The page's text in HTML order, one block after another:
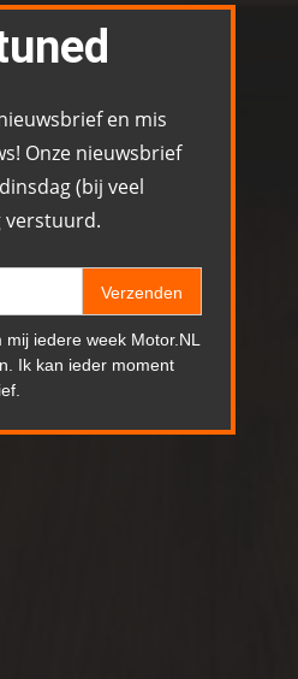
en mis
Onze nieuwsbrief
(bij veel
verstuurd.
Verzenden
iedere week Motor.NL
Ik kan ieder moment